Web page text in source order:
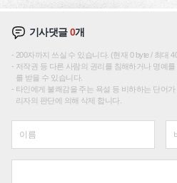
기사댓글0개
200자까지 쓰실 수 있습니다. (현재 0 byte / 최대
저작권 등 다른 사람의 권리를 침해하거나 명예
를 받을 수 있습니다.
타인에게 불쾌감을 주는 욕설 등 비하하는 단어
리자의 판단에 의해 삭제 합니다.